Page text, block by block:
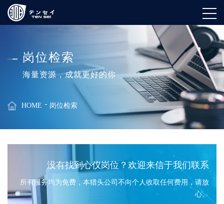
岗位检索
海量资源，成就更好的你
HOME 岗位检索
没有找到心仪岗位？欢迎来信于我们联系
所有服务均为免费，本猎头公司不向个人收取任何费用，请放
心。